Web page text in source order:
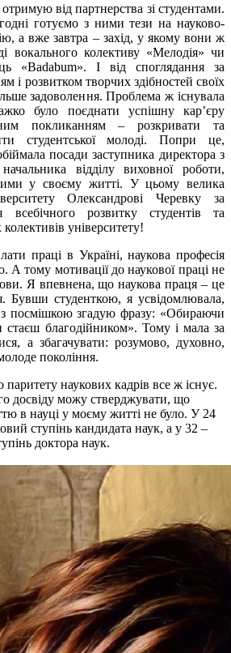
від партнерства зі студентами.
готуємо з ними тези на науково-
а вже завтра – захід, у якому вони ж
вокального колективу «Мелодія» чи
«Badabum». І від споглядання за
і розвитком творчих здібностей своїх
задоволення. Проблема ж існувала
було поєднати успішну кар’єру
покликанням – розкривати та
студентської молоді. Попри це,
посади заступника директора з
відділу виховної роботи,
у своєму житті. У цьому велика
Олександрові Черевку за
розвитку студентів та
університету!
праці в Україні, наукова професія
тому мотивації до наукової праці не
Я впевнена, що наукова праця – це
Бувши студенткою, я усвідомлювала,
посмішкою згадую фразу: «Обираючи
стаєш благодійником». Тому і мала за
а збагачувати: розумово, духовно,
покоління.
наукових кадрів все ж існує.
досвіду можу стверджувати, що
в науці у моєму житті не було. У 24
ступінь кандидата наук, а у 32 –
доктора наук.